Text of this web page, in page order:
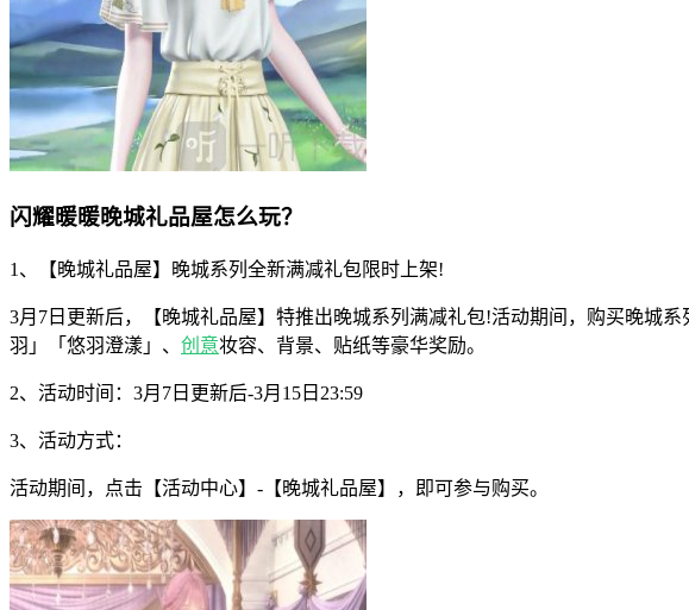
闪耀暖暖晚城礼品屋怎么玩？
1、【晚城礼品屋】晚城系列全新满减礼包限时上架!
3月7日更新后，【晚城礼品屋】特推出晚城系列满减礼包!活动期间，购买晚城
羽」「悠羽澄漾」、 创意妆容、背景、贴纸等豪华奖励。
2、活动时间：3月7日更新后-3月15日23:59
3、活动方式：
活动期间，点击【活动中心】-【晚城礼品屋】，即可参与购买。